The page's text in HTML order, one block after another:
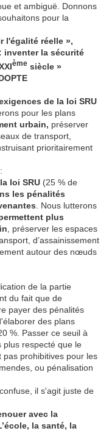
et ambiguë. Donnons
pour la
l'égalité réelle »,
inventer la sécurité
ème siècle »
de la loi SRU
pour les plans
urbain, préserver
de transport,
prioritairement
loi SRU (25 % de
les pénalités
. Nous lutterons
plus
, préserver les espaces
d’assainissement
autour des nœuds
de la partie
du fait que de
payer des pénalités
des plans
%. Passer ce seuil à
plus respecté que le
pas prohibitives pour les
ou pénalisation
il s'agit juste de
avec la
la santé, la